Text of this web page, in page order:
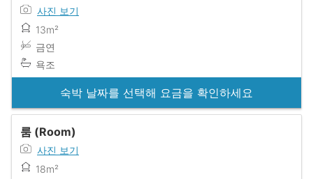
사진 보기
13m²
금연
욕조
숙박 날짜를 선택해 요금을 확인하세요
룸 (Room)
사진 보기
18m²